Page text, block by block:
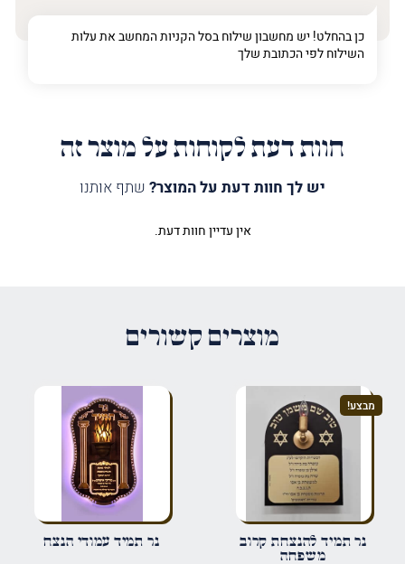
כן בהחלט! יש מחשבון שילוח בסל הקניות המחשב את עלות
השילוח לפי הכתובת שלך
חוות דעת לקוחות על מוצר זה
יש לך חוות דעת על המוצר? שתף אותנו
הביקורת שלך*
שם*
אין עדיין חוות דעת.
מוצרים קשורים
מבצע!
נר תמיד להנצחת קרוב
משפחה
נר תמיד עמודי הנצח